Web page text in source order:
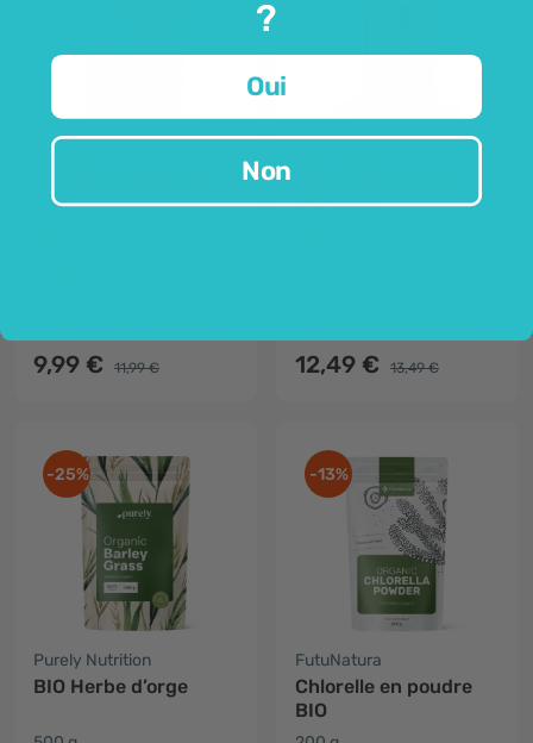
9,99 € 11,99 €
Chlorelle
12,49 € 13,49 €
-25%
Purely Nutrition
BIO Herbe d’orge
-13%
FutuNatura
Chlorelle en poudre
BIO
?
Oui
Non